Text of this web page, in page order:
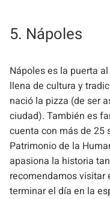
5. Nápoles
Nápoles es la puerta
llena de cultura y
nació la pizza (de ser
ciudad). También es
cuenta con más de 25
Patrimonio de la
apasiona la historia
recomendamos visitar
terminar el día en la